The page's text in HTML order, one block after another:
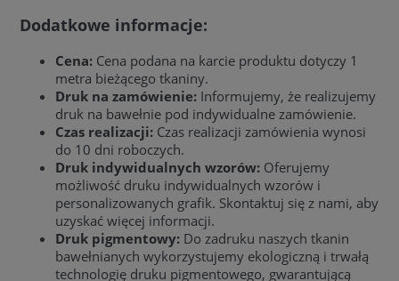
Dodatkowe informacje:
Cena: Cena podana na karcie produktu dotyczy 1
metra bieżącego tkaniny.
Druk na zamówienie: Informujemy, że realizujemy
druk na bawełnie pod indywidualne zamówienie.
Czas realizacji: Czas realizacji zamówienia wynosi
do 10 dni roboczych.
Druk indywidualnych wzorów: Oferujemy
możliwość druku indywidualnych wzorów i
personalizowanych grafik. Skontaktuj się z nami, aby
uzyskać więcej informacji.
Druk pigmentowy: Do zadruku naszych tkanin
bawełnianych wykorzystujemy ekologiczną i trwałą
technologię druku pigmentowego, gwarantującą